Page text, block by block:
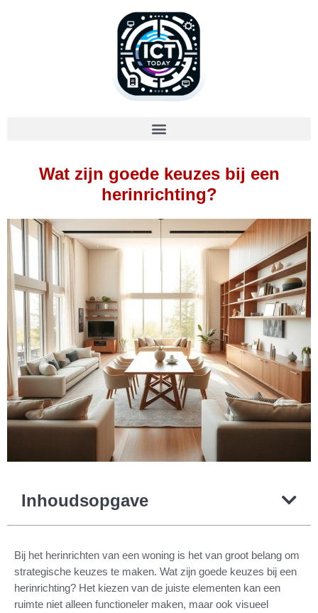
Wat zijn goede keuzes bij een
herinrichting?
Inhoudsopgave
Bij het herinrichten van een woning is het van groot belang om
strategische keuzes te maken. Wat zijn goede keuzes bij een
herinrichting? Het kiezen van de juiste elementen kan een
ruimte niet alleen functioneler maken, maar ook visueel